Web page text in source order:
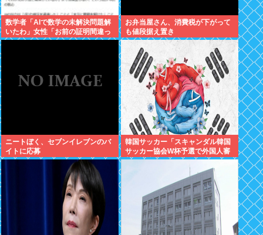
数学者「AIで数学の未解決問題解
いたわ」女性「お前の証明間違っ
てるやん」数学者「内容デタラメ
お弁当屋さん、消費税が下がって
も値段据え置き
ニートぼく、セブンイレブンのバ
イトに応募
韓国サッカー「スキャンダル韓国
サッカー協会W杯予選で外国人審
判に性接待したことが発覚！」